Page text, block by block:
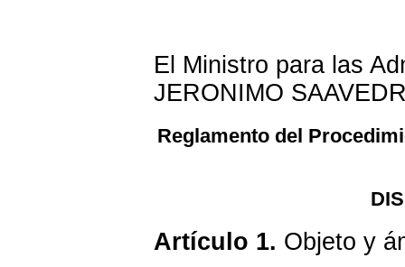
El Ministro para las
JERONIMO
Reglamento del
Artículo 1. Objeto y